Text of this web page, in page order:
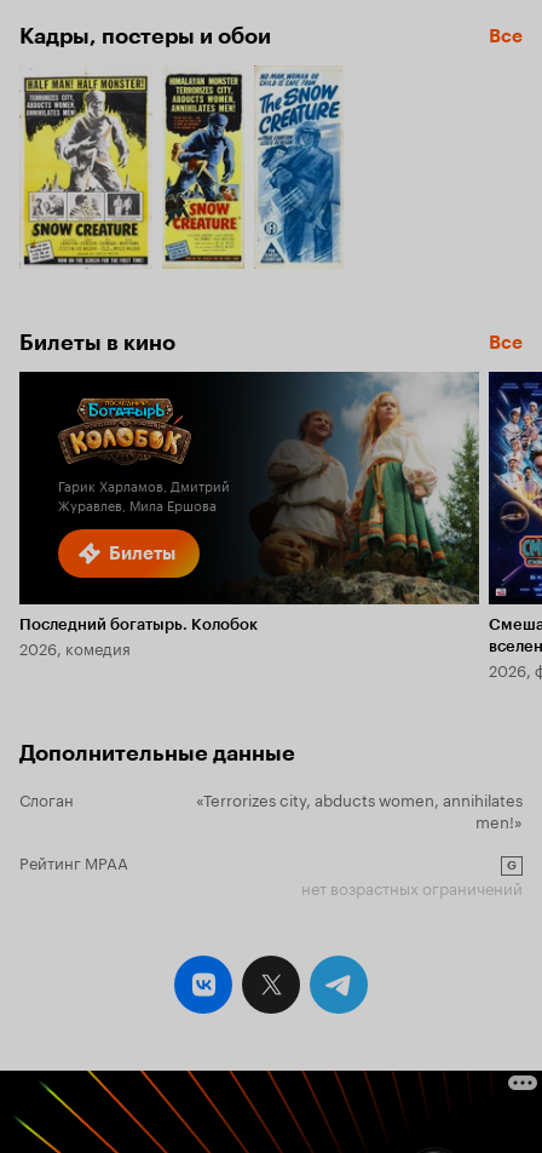
Кадры, постеры и обои Все
Билеты в кино Все
Билеты
Гарик Харламов, Дмитрий
Журавлев, Мила Ершова
Последний богатырь. Колобок
2026, комедия
2026,
Дополнительные данные
Слоган
«Terrorizes city, abducts women, annihilates
men!»
Рейтинг MPAA
G
нет возрастных ограничений